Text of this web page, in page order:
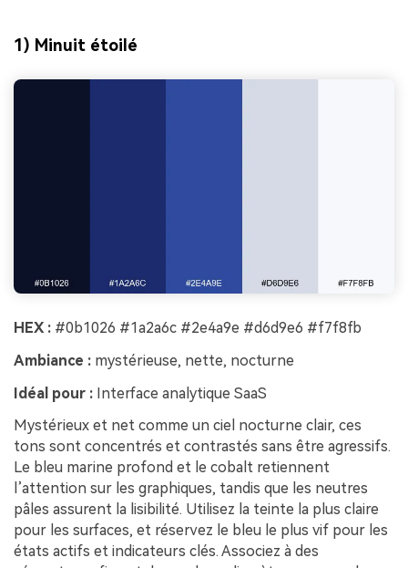
1) Minuit étoilé
HEX : #0b1026 #1a2a6c #2e4a9e #d6d9e6 #f7f8fb
Ambiance : mystérieuse, nette, nocturne
Idéal pour : Interface analytique SaaS
Mystérieux et net comme un ciel nocturne clair, ces
tons sont concentrés et contrastés sans être agressifs.
Le bleu marine profond et le cobalt retiennent
l’attention sur les graphiques, tandis que les neutres
pâles assurent la lisibilité. Utilisez la teinte la plus claire
pour les surfaces, et réservez le bleu le plus vif pour les
états actifs et indicateurs clés. Associez à des